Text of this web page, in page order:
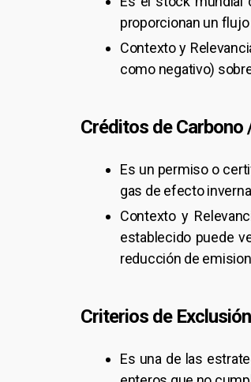
proporcionan un
Contexto y
como negativo)
Créditos de Carbono
Es un permiso o
gas de efecto
Contexto y
establecido puede
reducción de
Criterios de
Es una de las